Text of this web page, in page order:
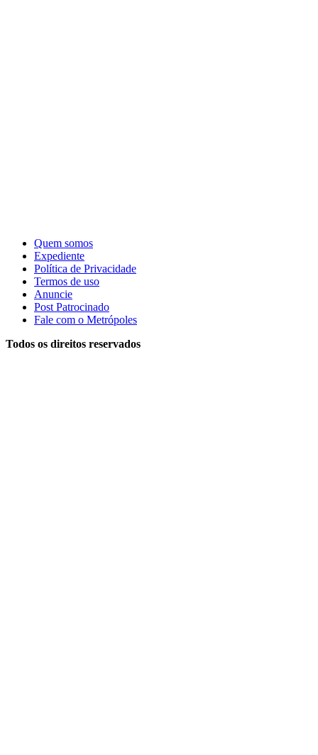
Quem somos
Expediente
Política de Privacidade
Termos de uso
Anuncie
Post Patrocinado
Fale com o Metrópoles
Todos os direitos reservados